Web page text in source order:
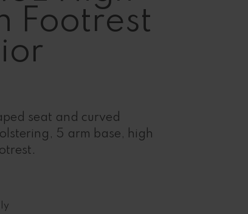
Footrest
seat and curved
5 arm base, high